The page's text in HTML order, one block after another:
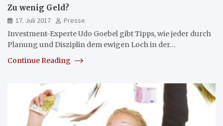
Zu wenig Geld?
17. Juli 2017
Presse
Investment-Experte Udo Goebel gibt Tipps, wie jeder durch
Planung und Disziplin dem ewigen Loch in der…
Continue Reading